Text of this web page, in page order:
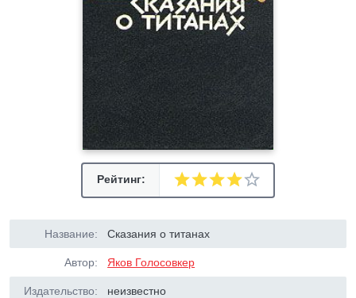
Рейтинг:
Название: Сказания о титанах
Автор: Яков Голосовкер
Издательство: неизвестно